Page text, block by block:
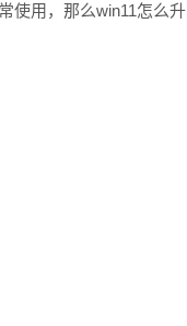
使用，那么win11怎么升